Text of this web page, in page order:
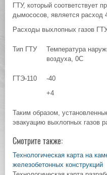
ГТУ, который соответствует
дымососов, является расход
Расходы выхлопных газов
Тип ГТУ
Температура
воздуха, 0С
ГТЭ-110
-40
+4
Таким образом,
эвакуацию выхлопных газов
Смотрите также:
Технологическая карта на
железобетонных конструкций